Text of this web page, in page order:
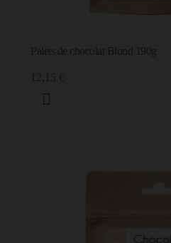
Palets de chocolat Blond 190g
12,15 €